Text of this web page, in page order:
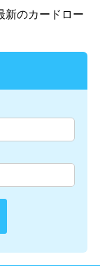
新のカードロー